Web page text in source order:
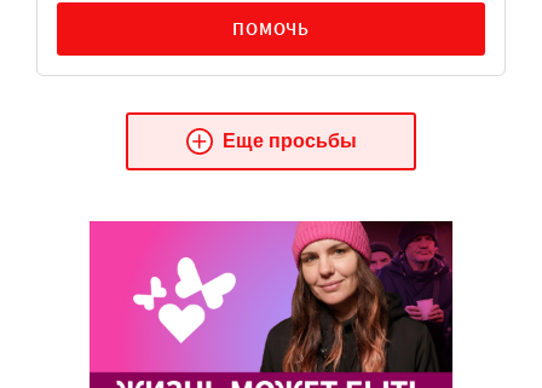
ПОМОЧЬ
Еще просьбы